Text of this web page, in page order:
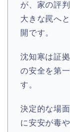
が、家の評
大きな罠へ
開です。
沈知寒は証
の安全を第
す。
決定的な場
に安安が毒